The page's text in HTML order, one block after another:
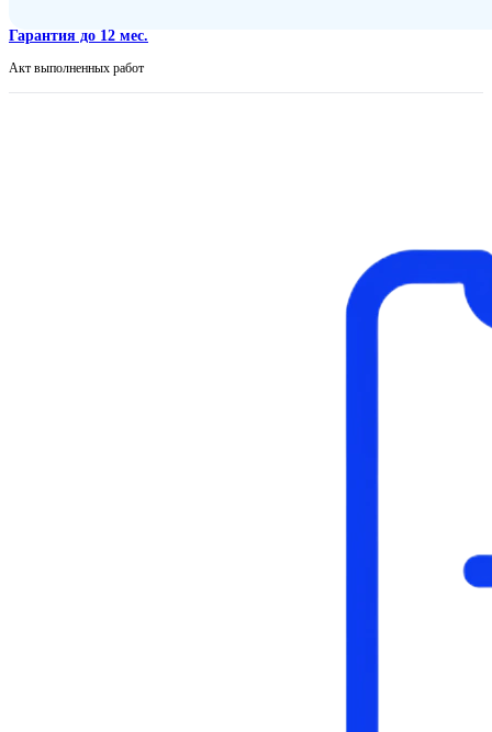
Гарантия до 12 мес.
Акт выполненных работ